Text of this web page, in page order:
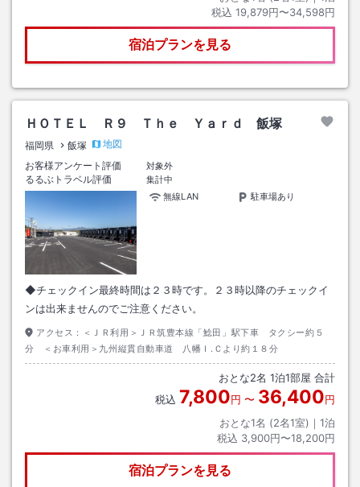
税込 19,879円〜34,598円
宿泊プランを見る
ＨＯＴＥＬ Ｒ９ Ｔｈｅ Ｙａｒｄ 飯塚
福岡県 飯塚
地図
お客様アンケート評価
対象外
るるぶトラベル評価
集計中
無線LAN
駐車場あり
◆チェックイン最終時間は２３時です。２３時以降のチェックイ
ンは出来ませんのでご注意ください。
アクセス：
＜ＪＲ利用＞ＪＲ筑豊本線「鯰田」駅下車 タクシー約５
分 ＜お車利用＞九州縦貫自動車道 八幡Ｉ.Ｃより約１８分
おとな2名 1泊1部屋 合計
税込 7,800円 〜 36,400円
おとな1名 (2名1室)｜ 1泊
税込 3,900円〜18,200円
宿泊プランを見る